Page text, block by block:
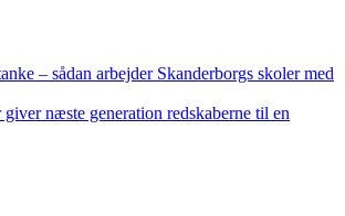
– sådan arbejder Skanderborgs skoler med
giver næste generation redskaberne til en